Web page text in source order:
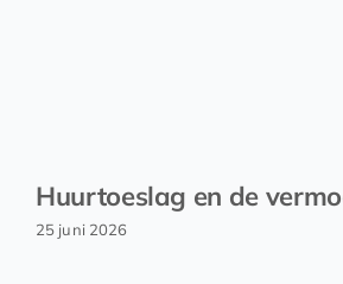
Huurtoeslag en de
25 juni 2026